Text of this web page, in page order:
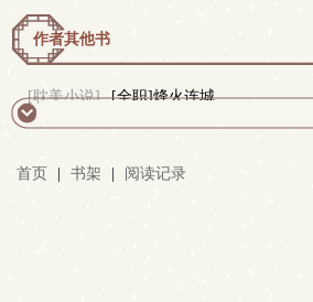
作者其他书
[耽美小说] [全职]烽火连城
首页 书架 阅读记录